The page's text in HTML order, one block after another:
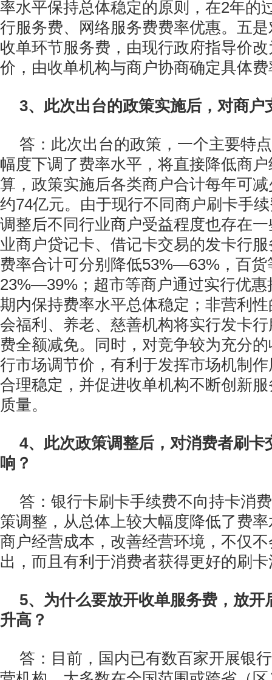
率水平保持总体稳定的原则，在2年的
行服务费、网络服务费费率优惠。五
收单环节服务费，由现行政府指导价
价，由收单机构与商户协商确定具体
3、此次出台的政策实施后，对商户
答：此次出台的政策，一个主要特
幅度下调了费率水平，将直接降低商
算，政策实施后各类商户合计每年可
约74亿元。由于现行不同商户刷卡手
调整后不同行业商户受益程度也存在
业商户贷记卡、借记卡交易的发卡行
费率合计可分别降低53%—63%，百货
23%—39%；超市等商户通过实行优惠
期内保持费率水平总体稳定；非营利
会福利、养老、慈善机构将实行发卡
费全额减免。同时，对竞争较为充分
行市场调节价，有利于发挥市场机制
合理稳定，并促进收单机构不断创新
质量。
4、此次政策调整后，对消费者刷卡
响？
答：银行卡刷卡手续费不向持卡消
策调整，从总体上较大幅度降低了费
商户经营成本，改善经营环境，不仅
出，而且有利于消费者获得更好的刷
5、为什么要放开收单服务费，放开
升高？
答：目前，国内已有数百家开展银